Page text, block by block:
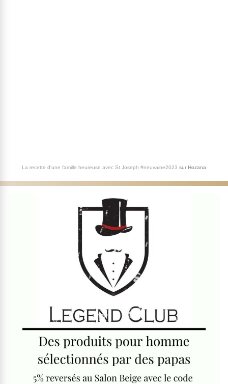
La recette d'une famille heureuse avec St Joseph #neuvaine2023 sur Hozana